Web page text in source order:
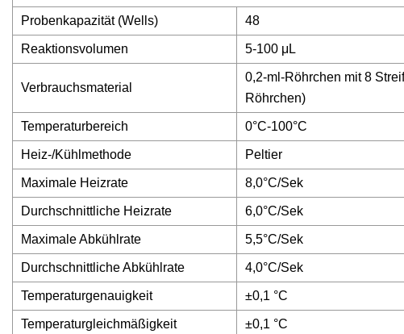
Probenkapazität (Wells) 48
Reaktionsvolumen 5-100 μL
Verbrauchsmaterial
0,2-ml-Röhrchen mit 8
Röhrchen)
Temperaturbereich 0°C-100°C
Heiz-/Kühlmethode Peltier
Maximale Heizrate 8,0°C/Sek
Durchschnittliche Heizrate 6,0°C/Sek
Maximale Abkühlrate 5,5°C/Sek
Durchschnittliche Abkühlrate 4,0°C/Sek
Temperaturgenauigkeit ±0,1 °C
Temperaturgleichmäßigkeit ±0,1 °C